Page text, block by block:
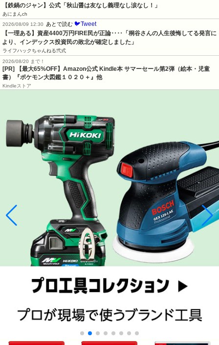
【鉄鍋のジャン】公式「秋山醤は友なし義理なし涙なし！」
あにまんch
2026/08/09 12:30
あとで読む 🐦Tweet
【一理ある】資産4400万円FIRE民が正論‥‥「桐谷さんの人生後悔してる発言に
より、インデックス投資民の敗北が確定しました」
ライフハックちゃんねる弐式
2026/08/20 まで！
[PR]
【最大65%OFF】Amazon公式 Kindle本 サマーセール第2弾（絵本・児童
書）『ポケモン大図鑑１０２０＋』他
Kindleストア